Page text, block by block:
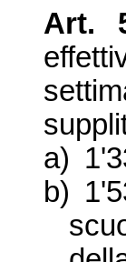
Art.
a)
b)